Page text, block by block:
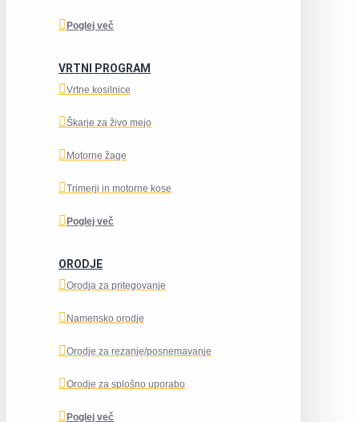
Poglej več
VRTNI PROGRAM
Vrtne kosilnice
Škarje za živo mejo
Motorne žage
Trimerji in motorne kose
Poglej več
ORODJE
Orodja za pritegovanje
Namensko orodje
Orodje za rezanje/posnemavanje
Orodje za splošno uporabo
Poglej več